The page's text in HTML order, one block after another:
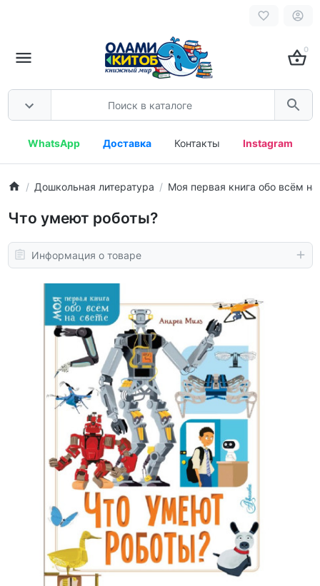
0
WhatsApp Доставка Контакты Instagram
Дошкольная литература Моя первая книга обо всём на
Что умеют роботы?
Информация о товаре